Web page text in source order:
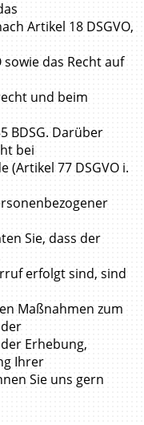
Artikel 18 DSGVO,
das Recht auf
und beim
BDSG. Darüber
bei
77 DSGVO i.
Sie, dass der
erfolgt sind, sind
Maßnahmen zum
Erhebung,
Ihrer
Sie uns gern